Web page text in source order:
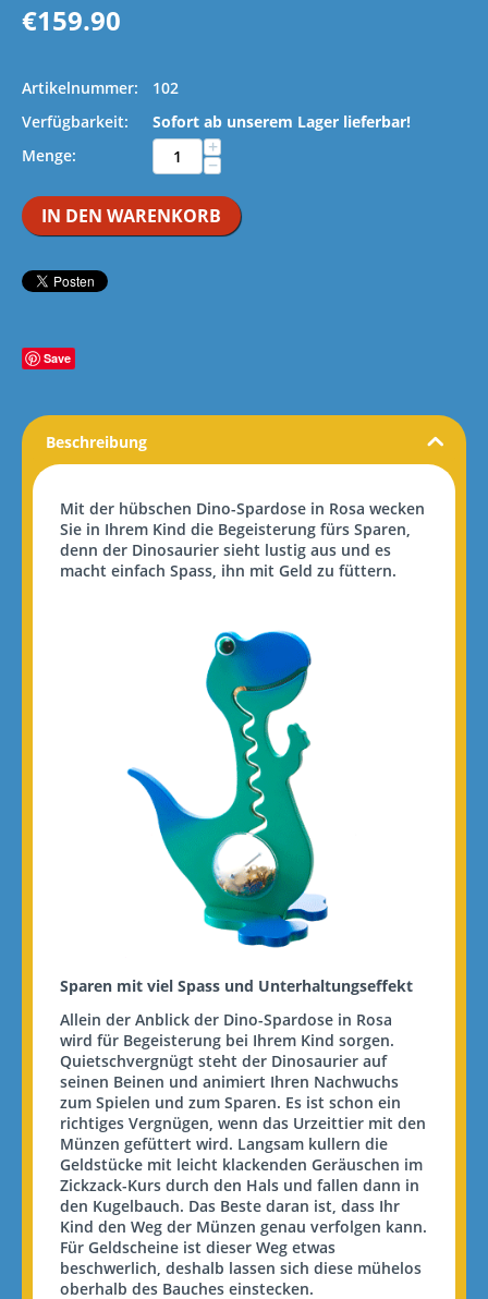
€159.90
Artikelnummer:
102
Verfügbarkeit:
Sofort ab unserem Lager lieferbar!
Menge:
+
−
IN DEN WARENKORB
Save
Beschreibung
Mit der hübschen Dino-Spardose in Rosa wecken
Sie in Ihrem Kind die Begeisterung fürs Sparen,
denn der Dinosaurier sieht lustig aus und es
macht einfach Spass, ihn mit Geld zu füttern.
Sparen mit viel Spass und Unterhaltungseffekt
Allein der Anblick der Dino-Spardose in Rosa
wird für Begeisterung bei Ihrem Kind sorgen.
Quietschvergnügt steht der Dinosaurier auf
seinen Beinen und animiert Ihren Nachwuchs
zum Spielen und zum Sparen. Es ist schon ein
richtiges Vergnügen, wenn das Urzeittier mit den
Münzen gefüttert wird. Langsam kullern die
Geldstücke mit leicht klackenden Geräuschen im
Zickzack-Kurs durch den Hals und fallen dann in
den Kugelbauch. Das Beste daran ist, dass Ihr
Kind den Weg der Münzen genau verfolgen kann.
Für Geldscheine ist dieser Weg etwas
beschwerlich, deshalb lassen sich diese mühelos
oberhalb des Bauches einstecken.